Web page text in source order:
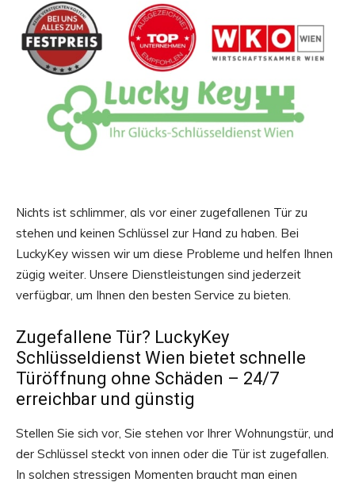
Nichts ist schlimmer, als vor einer zugefallenen Tür zu
stehen und keinen Schlüssel zur Hand zu haben. Bei
LuckyKey wissen wir um diese Probleme und helfen Ihnen
zügig weiter. Unsere Dienstleistungen sind jederzeit
verfügbar, um Ihnen den besten Service zu bieten.
Zugefallene Tür? LuckyKey
Schlüsseldienst Wien bietet schnelle
Türöffnung ohne Schäden – 24/7
erreichbar und günstig
Stellen Sie sich vor, Sie stehen vor Ihrer Wohnungstür, und
der Schlüssel steckt von innen oder die Tür ist zugefallen.
In solchen stressigen Momenten braucht man einen